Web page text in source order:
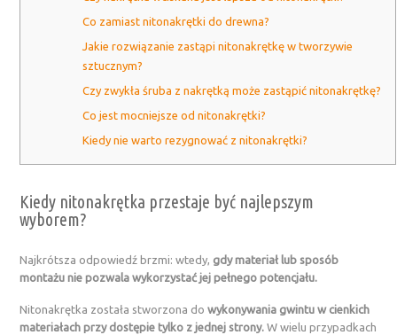
Co zamiast nitonakrętki do drewna?
Jakie rozwiązanie zastąpi nitonakrętkę w tworzywie
sztucznym?
Czy zwykła śruba z nakrętką może zastąpić nitonakrętkę?
Co jest mocniejsze od nitonakrętki?
Kiedy nie warto rezygnować z nitonakrętki?
Kiedy nitonakrętka przestaje być najlepszym
wyborem?
Najkrótsza odpowiedź brzmi: wtedy, gdy materiał lub sposób
montażu nie pozwala wykorzystać jej pełnego potencjału.
Nitonakrętka została stworzona dowykonywania gwintu w cienkich
materiałach przy dostępie tylko z jednej strony. W wielu przypadkach